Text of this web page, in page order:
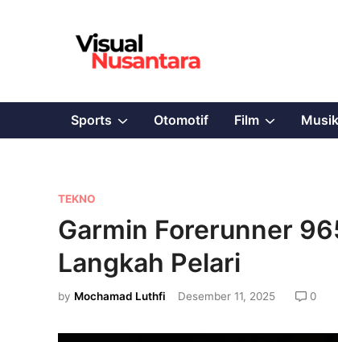
Sports ShowOtomotif Film ShowMusik
P
o
s
i
TEKNO
Garmin Forerunner
Langkah Pelari
by Mochamad Luthfi Desember 11, 2025 0